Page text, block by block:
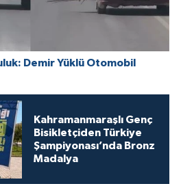
Demir Yüklü Otomobil
Kahramanmaraşlı Genç
Bisikletçiden Türkiye
Şampiyonası’nda Bronz
Madalya